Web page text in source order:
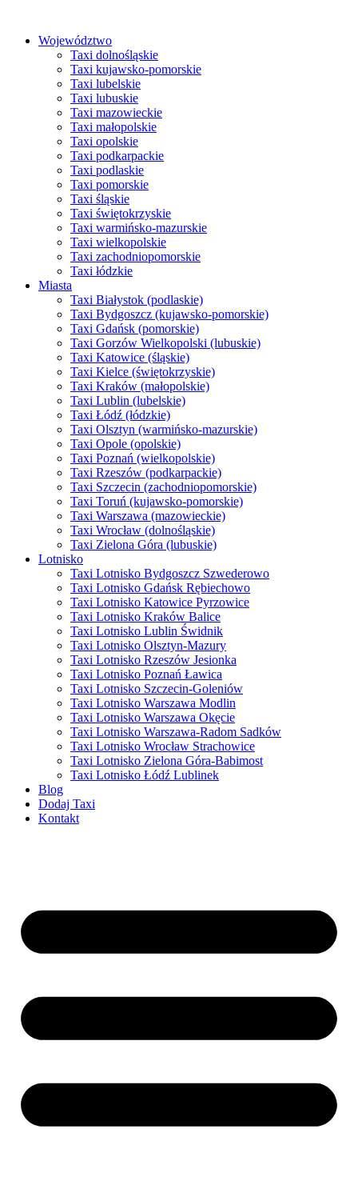
treści
Województwo
Taxi dolnośląskie
Taxi kujawsko-pomorskie
Taxi lubelskie
Taxi lubuskie
Taxi mazowieckie
Taxi małopolskie
Taxi opolskie
Taxi podkarpackie
Taxi podlaskie
Taxi pomorskie
Taxi śląskie
Taxi świętokrzyskie
Taxi warmińsko-mazurskie
Taxi wielkopolskie
Taxi zachodniopomorskie
Taxi łódzkie
Miasta
Taxi Białystok (podlaskie)
Taxi Bydgoszcz (kujawsko-pomorskie)
Taxi Gdańsk (pomorskie)
Taxi Gorzów Wielkopolski (lubuskie)
Taxi Katowice (śląskie)
Taxi Kielce (świętokrzyskie)
Taxi Kraków (małopolskie)
Taxi Lublin (lubelskie)
Taxi Łódź (łódzkie)
Taxi Olsztyn (warmińsko-mazurskie)
Taxi Opole (opolskie)
Taxi Poznań (wielkopolskie)
Taxi Rzeszów (podkarpackie)
Taxi Szczecin (zachodniopomorskie)
Taxi Toruń (kujawsko-pomorskie)
Taxi Warszawa (mazowieckie)
Taxi Wrocław (dolnośląskie)
Taxi Zielona Góra (lubuskie)
Lotnisko
Taxi Lotnisko Bydgoszcz Szwederowo
Taxi Lotnisko Gdańsk Rębiechowo
Taxi Lotnisko Katowice Pyrzowice
Taxi Lotnisko Kraków Balice
Taxi Lotnisko Lublin Świdnik
Taxi Lotnisko Olsztyn-Mazury
Taxi Lotnisko Rzeszów Jesionka
Taxi Lotnisko Poznań Ławica
Taxi Lotnisko Szczecin-Goleniów
Taxi Lotnisko Warszawa Modlin
Taxi Lotnisko Warszawa Okęcie
Taxi Lotnisko Warszawa-Radom Sadków
Taxi Lotnisko Wrocław Strachowice
Taxi Lotnisko Zielona Góra-Babimost
Taxi Lotnisko Łódź Lublinek
Blog
Dodaj Taxi
Kontakt